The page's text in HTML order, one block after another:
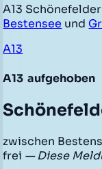
A13
Bestensee und
A13
A13 aufgehoben
zwischen
frei — Diese